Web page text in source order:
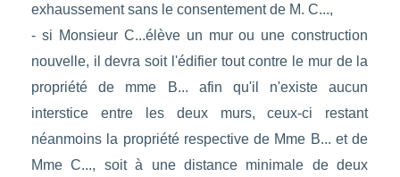
exhaussement sans le consentement de M. C...,
- si Monsieur C...élève un mur ou une construction
nouvelle, il devra soit l'édifier tout contre le mur de la
propriété de mme B... afin qu'il n'existe aucun
interstice entre les deux murs, ceux-ci restant
néanmoins la propriété respective de Mme B... et de
Mme C..., soit à une distance minimale de deux